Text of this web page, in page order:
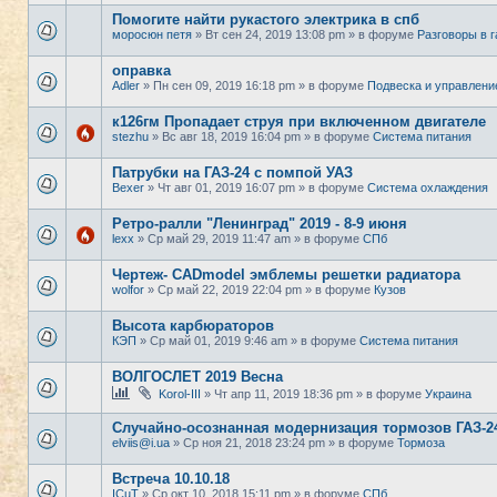
Помогите найти рукастого электрика в спб
моросюн петя » Вт сен 24, 2019 13:08 pm » в форуме Разговоры в
оправка
Adler » Пн сен 09, 2019 16:18 pm » в форуме Подвеска и
к126гм Пропадает струя при включенном двигателе
stezhu » Вс авг 18, 2019 16:04 pm » в форуме Система питания
Патрубки на ГАЗ-24 с помпой УАЗ
Bexer » Чт авг 01, 2019 16:07 pm » в форуме Система охлаждения
Ретро-ралли "Ленинград" 2019 - 8-9 июня
lexx » Ср май 29, 2019 11:47 am » в форуме СПб
Чертеж- CADmodel эмблемы решетки радиатора
wolfor » Ср май 22, 2019 22:04 pm » в форуме Кузов
Высота карбюраторов
КЭП » Ср май 01, 2019 9:46 am » в форуме Система питания
ВОЛГОСЛЕТ 2019 Весна
Korol-III » Чт апр 11, 2019 18:36 pm » в форуме Украина
Случайно-осознанная модернизация тормозов ГАЗ-
elviis@i.ua » Ср ноя 21, 2018 23:24 pm » в форуме Тормоза
Встреча 10.10.18
ICuT » Ср окт 10, 2018 15:11 pm » в форуме СПб